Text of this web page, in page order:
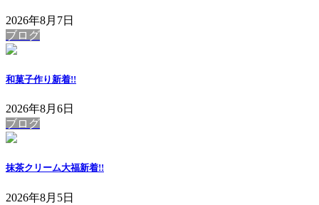
2026年8月7日
ブログ
和菓子作り新着!!
2026年8月6日
ブログ
抹茶クリーム大福新着!!
2026年8月5日